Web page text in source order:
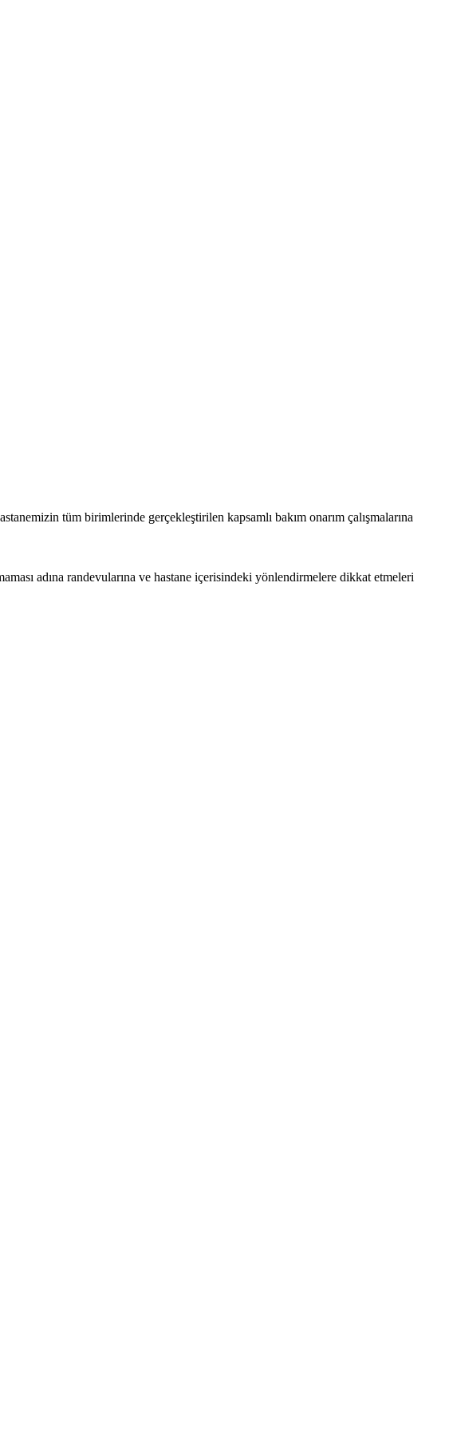
tüm birimlerinde gerçekleştirilen kapsamlı bakım onarım çalışmalarına
adına randevularına ve hastane içerisindeki yönlendirmelere dikkat etmeleri